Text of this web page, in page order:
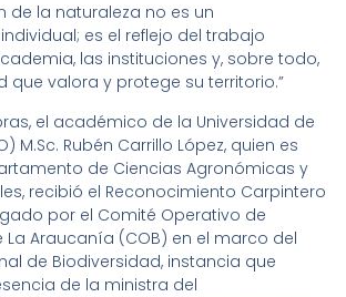
de la naturaleza no es un
es el reflejo del trabajo
las instituciones y, sobre todo,
que valora y protege su territorio.”
el académico de la Universidad de
M.Sc. Rubén Carrillo López, quien es
de Ciencias Agronómicas y
recibió el Reconocimiento Carpintero
por el Comité Operativo de
La Araucanía (COB) en el marco del
de Biodiversidad, instancia que
de la ministra del